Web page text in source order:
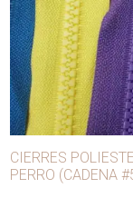
CIERRES
PERRO (CADENA